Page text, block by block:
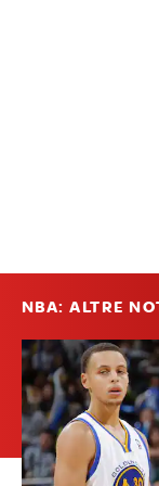
NBA: ALTRE